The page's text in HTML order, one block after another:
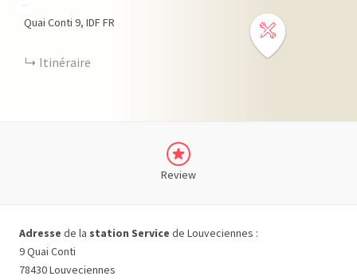
Quai Conti 9 IDF FR
Itinéraire
Review
Adresse de la station Service de Louveciennes :
9 Quai Conti
78430 Louveciennes